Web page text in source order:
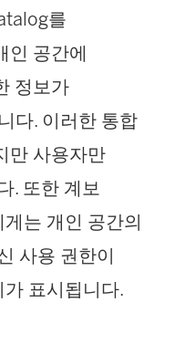
를
인 공간에
정보가
다. 이러한 통합
만 사용자만
. 또한 계보
는 개인 공간의
사용 권한이
표시됩니다.